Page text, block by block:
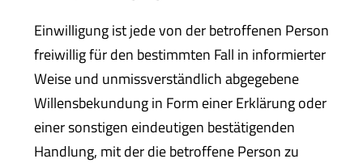
Einwilligung ist jede von der betroffenen Person
freiwillig für den bestimmten Fall in informierter
Weise und unmissverständlich abgegebene
Willensbekundung in Form einer Erklärung oder
einer sonstigen eindeutigen bestätigenden
Handlung, mit der die betroffene Person zu